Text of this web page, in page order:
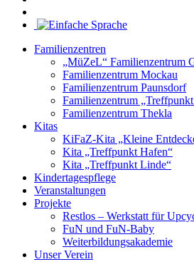
Familienzentren
„MüZeL“ Familienzentrum
Familienzentrum Mockau
Familienzentrum Paunsdorf
Familienzentrum
Familienzentrum Thekla
Kitas
KiFaZ-Kita „Kleine
Kita „Treffpunkt Hafen“
Kita „Treffpunkt Linde“
Kindertagespflege
Veranstaltungen
Projekte
Restlos – Werkstatt für
FuN und FuN-Baby
Weiterbildungsakademie
Unser Verein